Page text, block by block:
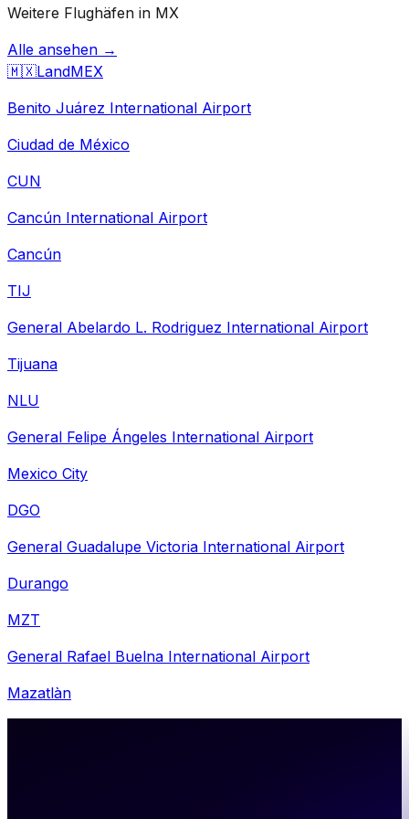
Weitere Flughäfen in MX
Alle ansehen →
🇲🇽LandMEX
Benito Juárez International Airport
Ciudad de México
CUN
Cancún International Airport
Cancún
TIJ
General Abelardo L. Rodriguez International Airport
Tijuana
NLU
General Felipe Ángeles International Airport
Mexico City
DGO
General Guadalupe Victoria International Airport
Durango
MZT
General Rafael Buelna International Airport
Mazatlàn